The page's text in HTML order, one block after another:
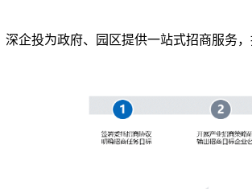
深企投为政府、园区提供一站式招商服务